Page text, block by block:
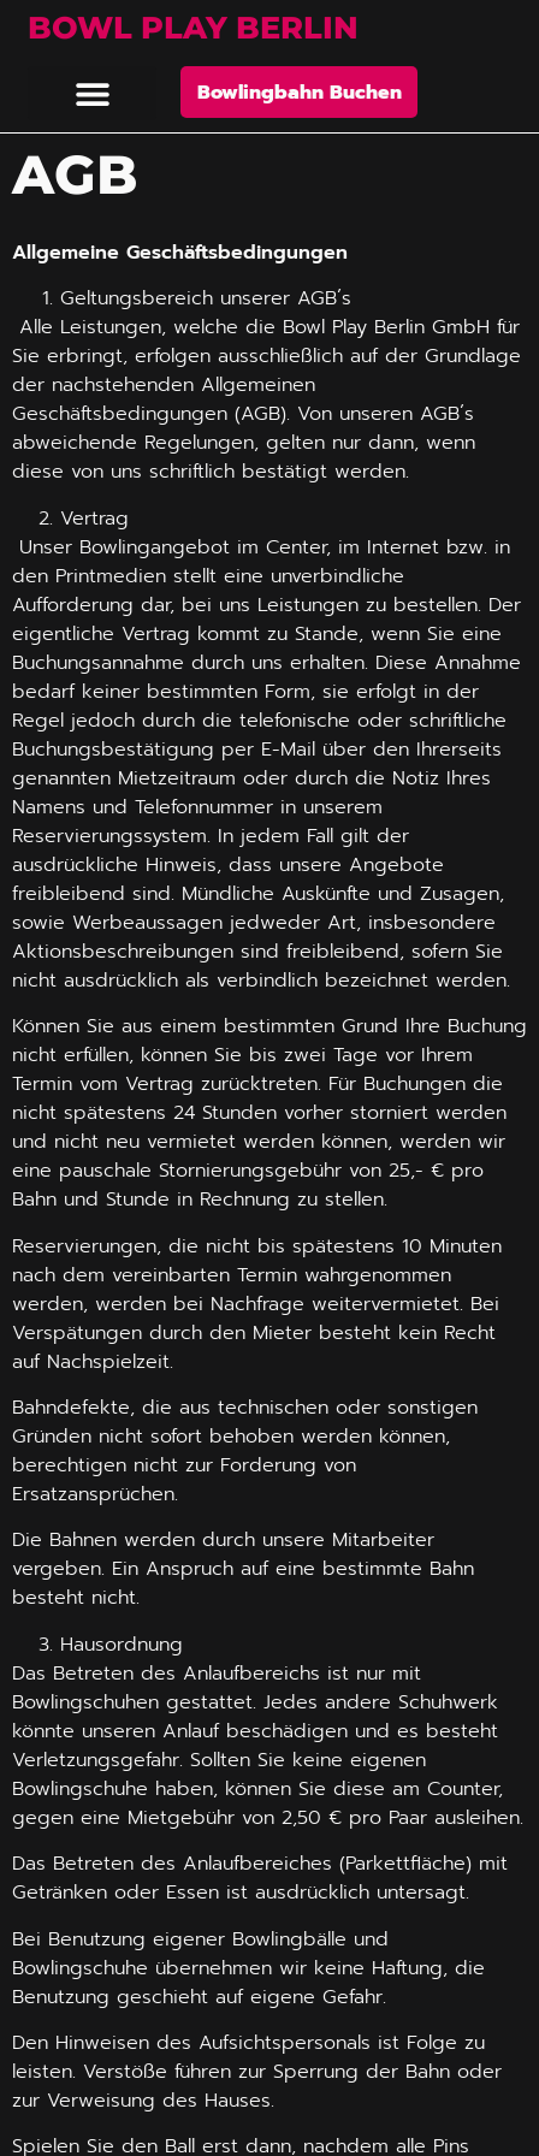
BOWL PLAY BERLIN
Bowlingbahn Buchen
AGB
Allgemeine Geschäftsbedingungen
Geltungsbereich unserer AGB´s
Alle Leistungen, welche die Bowl Play Berlin GmbH für
Sie erbringt, erfolgen ausschließlich auf der Grundlage
der nachstehenden Allgemeinen
Geschäftsbedingungen (AGB). Von unseren AGB´s
abweichende Regelungen, gelten nur dann, wenn
diese von uns schriftlich bestätigt werden.
Vertrag
Unser Bowlingangebot im Center, im Internet bzw. in
den Printmedien stellt eine unverbindliche
Aufforderung dar, bei uns Leistungen zu bestellen. Der
eigentliche Vertrag kommt zu Stande, wenn Sie eine
Buchungsannahme durch uns erhalten. Diese Annahme
bedarf keiner bestimmten Form, sie erfolgt in der
Regel jedoch durch die telefonische oder schriftliche
Buchungsbestätigung per E-Mail über den Ihrerseits
genannten Mietzeitraum oder durch die Notiz Ihres
Namens und Telefonnummer in unserem
Reservierungssystem. In jedem Fall gilt der
ausdrückliche Hinweis, dass unsere Angebote
freibleibend sind. Mündliche Auskünfte und Zusagen,
sowie Werbeaussagen jedweder Art, insbesondere
Aktionsbeschreibungen sind freibleibend, sofern Sie
nicht ausdrücklich als verbindlich bezeichnet werden.
Können Sie aus einem bestimmten Grund Ihre Buchung
nicht erfüllen, können Sie bis zwei Tage vor Ihrem
Termin vom Vertrag zurücktreten. Für Buchungen die
nicht spätestens 24 Stunden vorher storniert werden
und nicht neu vermietet werden können, werden wir
eine pauschale Stornierungsgebühr von 25,- € pro
Bahn und Stunde in Rechnung zu stellen.
Reservierungen, die nicht bis spätestens 10 Minuten
nach dem vereinbarten Termin wahrgenommen
werden, werden bei Nachfrage weitervermietet. Bei
Verspätungen durch den Mieter besteht kein Recht
auf Nachspielzeit.
Bahndefekte, die aus technischen oder sonstigen
Gründen nicht sofort behoben werden können,
berechtigen nicht zur Forderung von
Ersatzansprüchen.
Die Bahnen werden durch unsere Mitarbeiter
vergeben. Ein Anspruch auf eine bestimmte Bahn
besteht nicht.
Hausordnung
Das Betreten des Anlaufbereichs ist nur mit
Bowlingschuhen gestattet. Jedes andere Schuhwerk
könnte unseren Anlauf beschädigen und es besteht
Verletzungsgefahr. Sollten Sie keine eigenen
Bowlingschuhe haben, können Sie diese am Counter,
gegen eine Mietgebühr von 2,50 € pro Paar ausleihen.
Das Betreten des Anlaufbereiches (Parkettfläche) mit
Getränken oder Essen ist ausdrücklich untersagt.
Bei Benutzung eigener Bowlingbälle und
Bowlingschuhe übernehmen wir keine Haftung, die
Benutzung geschieht auf eigene Gefahr.
Den Hinweisen des Aufsichtspersonals ist Folge zu
leisten. Verstöße führen zur Sperrung der Bahn oder
zur Verweisung des Hauses.
Spielen Sie den Ball erst dann, nachdem alle Pins